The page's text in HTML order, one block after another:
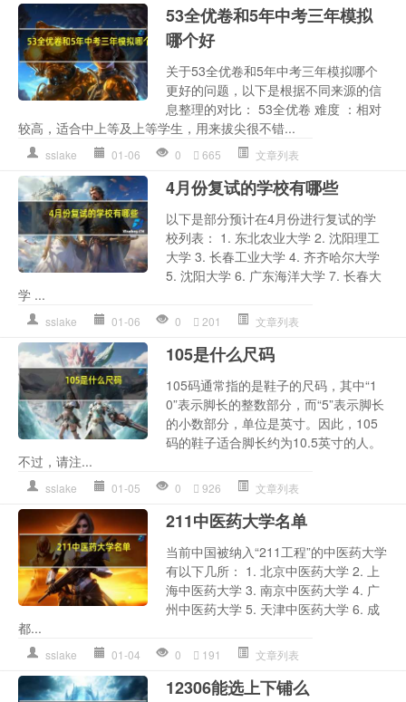
53全优卷和5年中考三年模拟
哪个好
关于53全优卷和5年中考三年模拟哪个
更好的问题，以下是根据不同来源的信
息整理的对比： 53全优卷 难度 ：相对
较高，适合中上等及上等学生，用来拔尖很不错...
sslake 01-06 0 665 文章列表
4月份复试的学校有哪些
以下是部分预计在4月份进行复试的学
校列表： 1. 东北农业大学 2. 沈阳理工
大学 3. 长春工业大学 4. 齐齐哈尔大学
5. 沈阳大学 6. 广东海洋大学 7. 长春大
学 ...
sslake 01-06 0 201 文章列表
105是什么尺码
105码通常指的是鞋子的尺码，其中“1
0”表示脚长的整数部分，而“5”表示脚长
的小数部分，单位是英寸。因此，105
码的鞋子适合脚长约为10.5英寸的人。
不过，请注...
sslake 01-05 0 926 文章列表
211中医药大学名单
当前中国被纳入“211工程”的中医药大学
有以下几所： 1. 北京中医药大学 2. 上
海中医药大学 3. 南京中医药大学 4. 广
州中医药大学 5. 天津中医药大学 6. 成
都...
sslake 01-04 0 191 文章列表
12306能选上下铺么